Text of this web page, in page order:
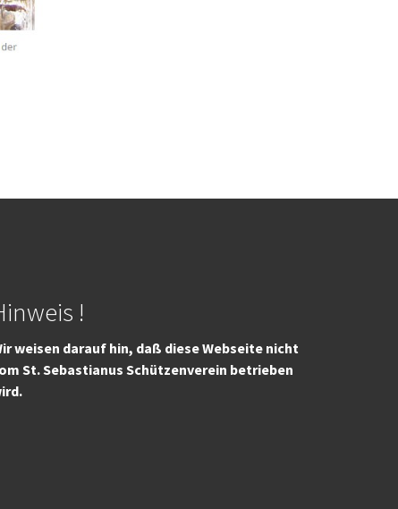
!
weisen darauf hin, daß diese Webseite nicht
St. Sebastianus Schützenverein betrieben